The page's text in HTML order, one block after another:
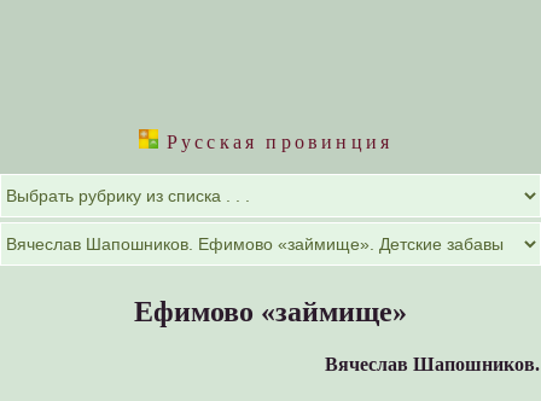
Русская провинция
Ефимово «займище»
Вячеслав Шапошников.